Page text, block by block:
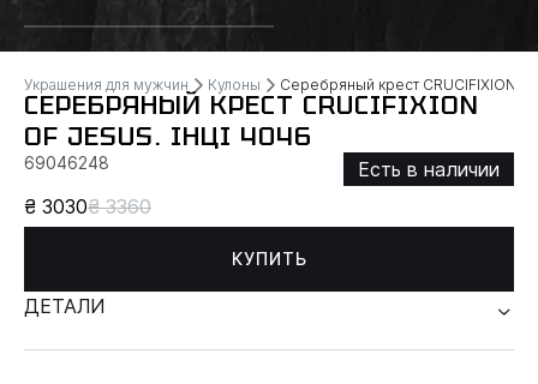
Украшения для мужчин Кулоны Серебряный крест CRUCIFIXION of
СЕРЕБРЯНЫЙ КРЕСТ CRUCIFIXION
OF JESUS. ІНЦІ 4046
69046248
Есть в наличии
₴ 3030₴ 3360
КУПИТЬ
ДЕТАЛИ